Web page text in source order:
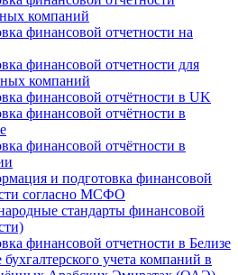
компаний
финансовой отчетности на
финансовой отчетности для
компаний
финансовой отчётности в UK
финансовой отчётности в
финансовой отчётности в
и подготовка финансовой
согласно МСФО
стандарты финансовой
финансовой отчетности в Белизе
учета компаний в